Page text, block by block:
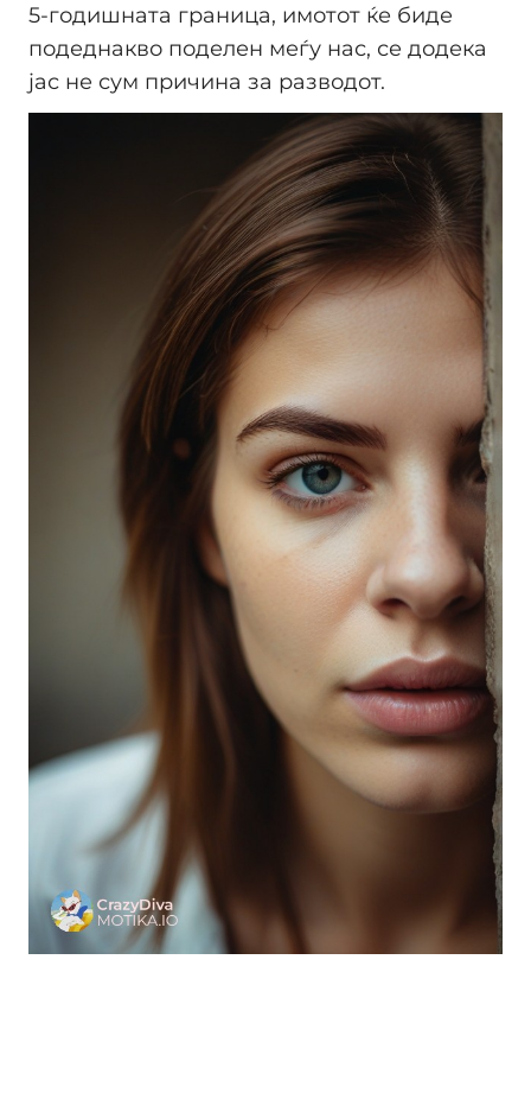
5-годишната граница, имотот ќе биде
подеднакво поделен меѓу нас, се додека
јас не сум причина за разводот.